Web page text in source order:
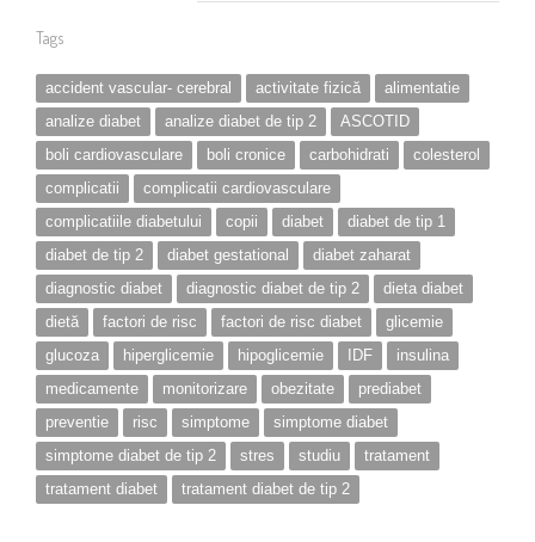
Tags
accident vascular- cerebral activitate fizică
alimentatie
analize diabet
analize diabet de tip 2
ASCOTID
boli cardiovasculare
boli cronice carbohidrati
colesterol
complicatii
complicatii cardiovasculare
complicatiile diabetului
copii diabet
diabet de tip 1
diabet de tip 2
diabet gestational
diabet zaharat
diagnostic diabet
diagnostic diabet de tip 2
dieta diabet
dietă
factori de risc factori de risc diabet
glicemie
glucoza
hiperglicemie hipoglicemie IDF
insulina
medicamente
monitorizare obezitate
prediabet
preventie
risc simptome
simptome diabet
simptome diabet de tip 2
stres studiu
tratament
tratament diabet
tratament diabet de tip 2